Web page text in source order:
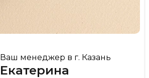
Ваш менеджер в г. Казань
Екатерина